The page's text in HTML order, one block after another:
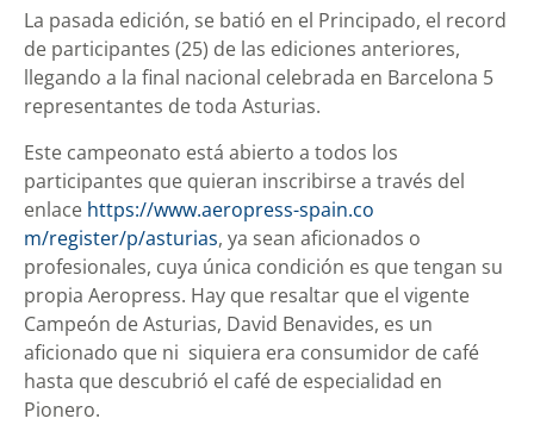
La pasada edición, se batió en el Principado, el record
de participantes (25) de las ediciones anteriores,
llegando a la final nacional celebrada en Barcelona 5
representantes de toda Asturias.
Este campeonato está abierto a todos los
participantes que quieran inscribirse a través del
enlace https://www.aeropress-spain.co
m/register/p/asturias, ya sean aficionados o
profesionales, cuya única condición es que tengan su
propia Aeropress. Hay que resaltar que el vigente
Campeón de Asturias, David Benavides, es un
aficionado que ni siquiera era consumidor de café
hasta que descubrió el café de especialidad en
Pionero.